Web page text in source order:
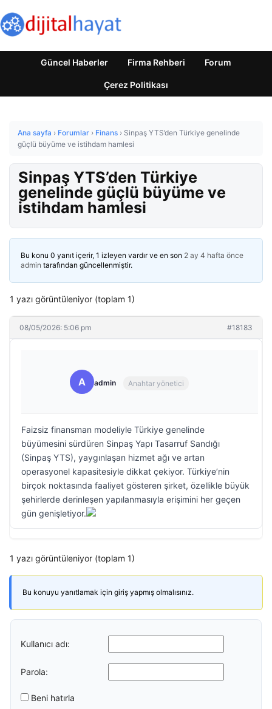
Güncel Haberler Firma Rehberi Forum
Çerez Politikası
Ana sayfa › Forumlar › Finans › Sinpaş YTS’den Türkiye genelinde
güçlü büyüme ve istihdam hamlesi
Sinpaş YTS’den Türkiye
genelinde güçlü büyüme ve
istihdam hamlesi
Bu konu 0 yanıt içerir, 1 izleyen vardır ve en son 2 ay 4 hafta önce
admin tarafından güncellenmiştir.
1 yazı görüntüleniyor (toplam 1)
08/05/2026: 5:06 pm #18183
A admin Anahtar yönetici
Faizsiz finansman modeliyle Türkiye genelinde
büyümesini sürdüren Sinpaş Yapı Tasarruf Sandığı
(Sinpaş YTS), yaygınlaşan hizmet ağı ve artan
operasyonel kapasitesiyle dikkat çekiyor. Türkiye’nin
birçok noktasında faaliyet gösteren şirket, özellikle büyük
şehirlerde derinleşen yapılanmasıyla erişimini her geçen
gün genişletiyor.
1 yazı görüntüleniyor (toplam 1)
Bu konuyu yanıtlamak için giriş yapmış olmalısınız.
Kullanıcı adı:
Parola:
Beni hatırla